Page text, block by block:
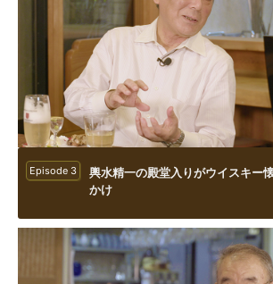
Episode 3
輿水精一の殿堂入りがウイスキー
かけ